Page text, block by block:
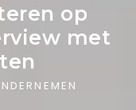
op
met